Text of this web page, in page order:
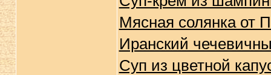
Мясная солянка от
Иранский
Суп из цветной